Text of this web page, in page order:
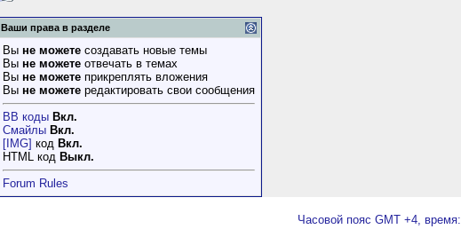
Ваши права в разделе
Вы не можете создавать новые темы
Вы не можете отвечать в темах
Вы не можете прикреплять вложения
Вы не можете редактировать свои сообщения
BB коды Вкл.
Смайлы Вкл.
[IMG] код Вкл.
HTML код Выкл.
Forum Rules
Часовой пояс GMT +4, время: